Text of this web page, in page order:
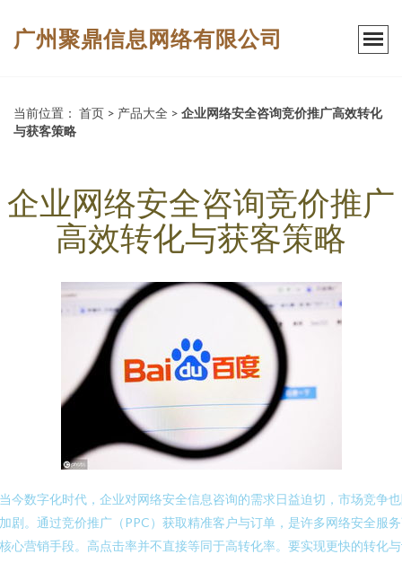
广州聚鼎信息网络有限公司
当前位置： 首页 > 产品大全 > 企业网络安全咨询竞价推广高效转化
与获客策略
企业网络安全咨询竞价推广
高效转化与获客策略
今数字化时代，企业对网络安全信息咨询的需求日益迫切，市场竞争
剧。通过竞价推广（PPC）获取精准客户与订单，是许多网络安全服
心营销手段。高点击率并不直接等同于高转化率。要实现更快的转化